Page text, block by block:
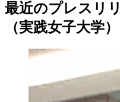
最近のプレスリ
（実践女子大学）